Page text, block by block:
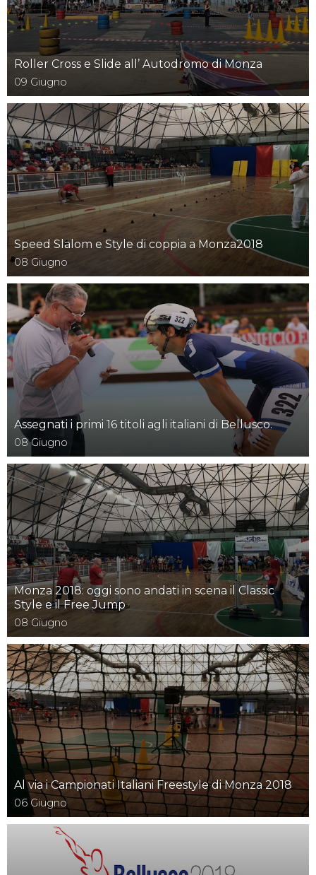
Roller Cross e Slide all’ Autodromo di Monza
09 Giugno
Speed Slalom e Style di coppia a Monza2018
08 Giugno
Assegnati i primi 16 titoli agli italiani di Bellusco.
08 Giugno
Monza 2018: oggi sono andati in scena il Classic
Style e il Free Jump
08 Giugno
Al via i Campionati Italiani Freestyle di Monza 2018
06 Giugno